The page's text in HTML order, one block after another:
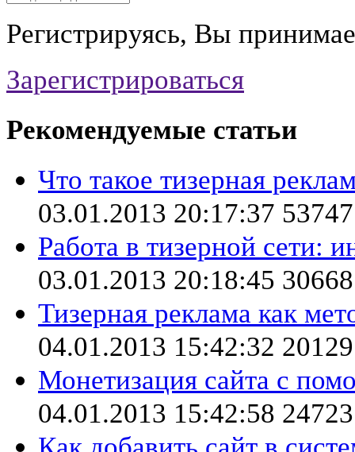
Регистрируясь, Вы
Зарегистрироваться
Рекомендуемые статьи
Что такое тизерная
03.01.2013 20:17:37 53747
Работа в тизерной сети:
03.01.2013 20:18:45 30668
Тизерная реклама как
04.01.2013 15:42:32 20129
Монетизация сайта с
04.01.2013 15:42:58 24723